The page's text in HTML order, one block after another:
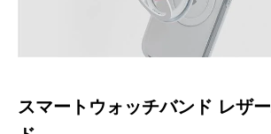
スマートウォッチバンド レザ